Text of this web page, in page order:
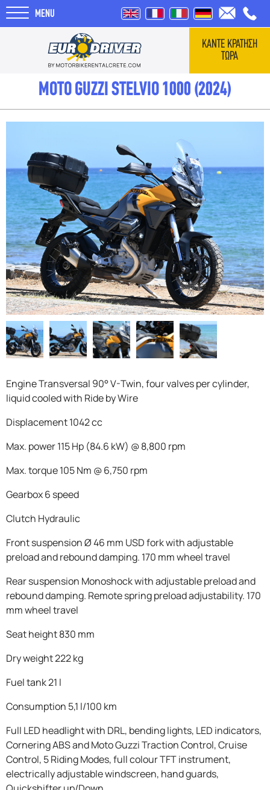
MENU
ΚΑΝΤΕ ΚΡΑΤΗΣΗ
ΤΩΡΑ
ΕΝΟΙΚΙΑΣΕΙΣ
REVIEWS
ΤΑΞΙΔΙΑ
BLOG
F.A.Q
MOTO GUZZI STELVIO 1000 (2024)
Engine Transversal 90° V-Twin, four valves per cylinder,
liquid cooled with Ride by Wire
Displacement 1042 cc
Max. power 115 Hp (84.6 kW) @ 8,800 rpm
Max. torque 105 Nm @ 6,750 rpm
Gearbox 6 speed
Clutch Hydraulic
Front suspension Ø 46 mm USD fork with adjustable
preload and rebound damping. 170 mm wheel travel
Rear suspension Monoshock with adjustable preload and
rebound damping. Remote spring preload adjustability. 170
mm wheel travel
Seat height 830 mm
Dry weight 222 kg
Fuel tank 21 l
Consumption 5,1 l/100 km
Full LED headlight with DRL, bending lights, LED indicators,
Cornering ABS and Moto Guzzi Traction Control, Cruise
Control, 5 Riding Modes, full colour TFT instrument,
electrically adjustable windscreen, hand guards,